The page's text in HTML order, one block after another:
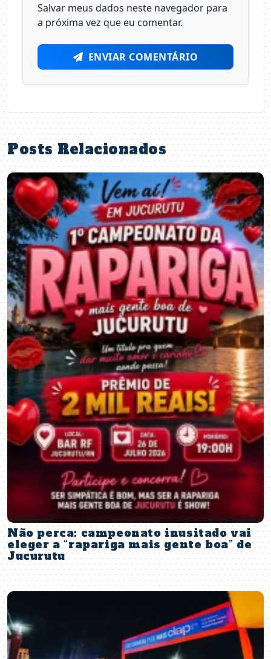
Salvar meus dados neste navegador para
a próxima vez que eu comentar.
ENVIAR COMENTÁRIO
Posts Relacionados
Não perca: campeonato inusitado vai
eleger a “rapariga mais gente boa” de
Jucurutu